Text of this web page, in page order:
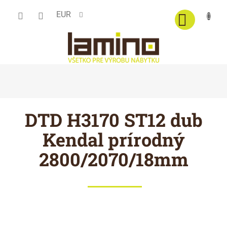
EUR
DTD H3170 ST12 dub
Kendal prírodný
2800/2070/18mm